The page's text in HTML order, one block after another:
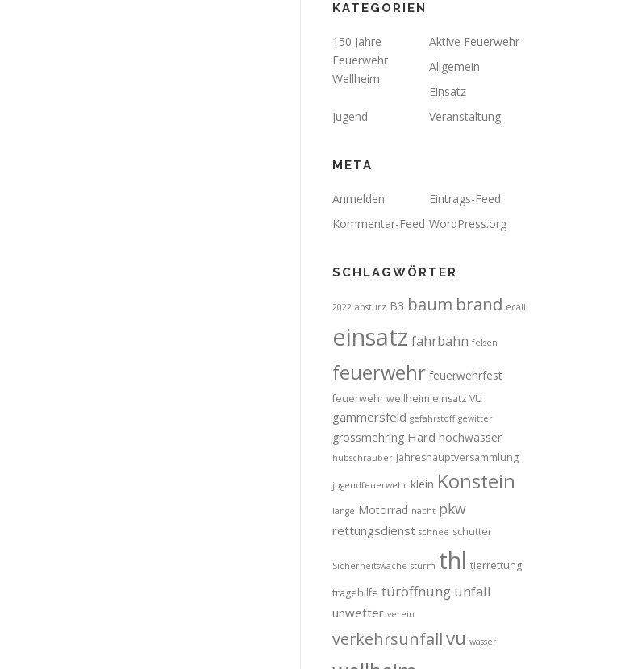
KATEGORIEN
150 Jahre
Feuerwehr
Wellheim
Aktive Feuerwehr
Allgemein
Einsatz
Jugend
Veranstaltung
META
Anmelden
Eintrags-Feed
Kommentar-Feed WordPress.org
SCHLAGWÖRTER
2022 absturz B3 baum brand ecall
einsatz fahrbahn felsen
feuerwehr feuerwehrfest
feuerwehr wellheim einsatz VU
gammersfeld gefahrstoff gewitter
grossmehring Hard hochwasser
hubschrauber Jahreshauptversammlung
jugendfeuerwehr klein Konstein
lange Motorrad nacht pkw
rettungsdienst schnee schutter
Sicherheitswache sturm thl tierrettung
tragehilfe türöffnung unfall
unwetter verein
verkehrsunfallvu wasser